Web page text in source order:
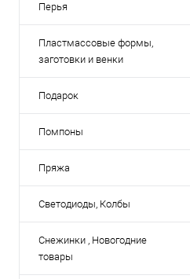
Перья
Пластмассовые формы,
заготовки и венки
Подарок
Помпоны
Пряжа
Светодиоды, Колбы
Снежинки , Новогодние
товары